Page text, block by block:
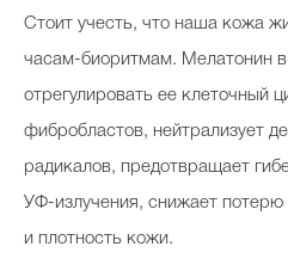
Стоит учесть, что наша кожа
часам-биоритмам. Мелатонин
отрегулировать ее клеточный
фибробластов, нейтрализует
радикалов, предотвращает
УФ-излучения, снижает потерю
и плотность кожи.